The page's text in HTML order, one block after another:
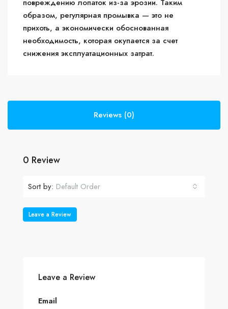
повреждению лопаток из-за эрозии. Таким
образом, регулярная промывка — это не
прихоть, а экономически обоснованная
необходимость, которая окупается за счет
снижения эксплуатационных затрат.
Reviews (0)
0 Review
Sort by: Default Order
Leave a Review
Leave a Review
Email